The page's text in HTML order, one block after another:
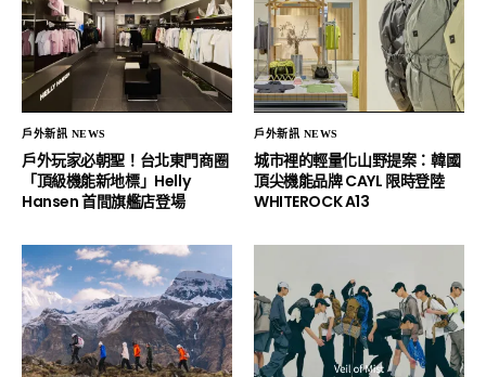
戶外新訊 NEWS
戶外玩家必朝聖！台北東門商圈
「頂級機能新地標」Helly
Hansen 首間旗艦店登場
戶外新訊 NEWS
城市裡的輕量化山野提案：韓國
頂尖機能品牌 CAYL 限時登陸
WHITEROCK A13